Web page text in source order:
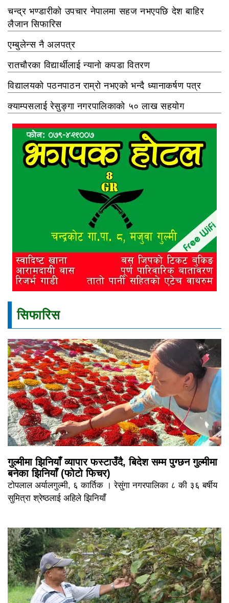
चन्द्र भण्डारीको उपचार नेपालमा सहज नभएपछि देश बाहिर
लैजान सिफारिस
एम्बुलेन्स नै अलपत्र
रातचौरका विद्यार्थीलाई न्यानो कपडा वितरण
विद्यालयको पठनपाठन राम्रो नभएको भन्दै ध्यानाकर्षण पत्र
क्याम्पसलाई रेसुङ्गा नगरपालिकाको ५० लाख सहयोग
सिफारिस
गुल्मीमा झिनियाँ व्यापार फस्टाउँदै, बिदेश सम्म पुग्छन गुल्मीमा
बनेका झिनियाँ (फोटो फिचर)
टोपलाल अर्यालगुल्मी, ६ कार्तिक । रेसुंगा नगरपालिका ८ की ३६ बर्षीय
सुमित्रा श्रेष्ठलाई अहिले झिनियाँ